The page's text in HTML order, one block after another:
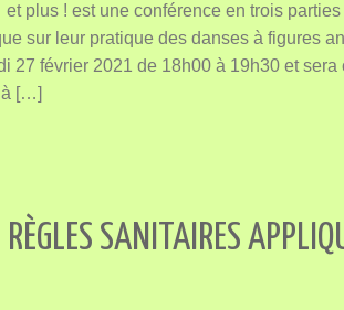
plus ! est une conférence en trois
sur leur pratique des danses à figures
27 février 2021 de 18h00 à 19h30 et
à […]
RÈGLES SANITAIRES